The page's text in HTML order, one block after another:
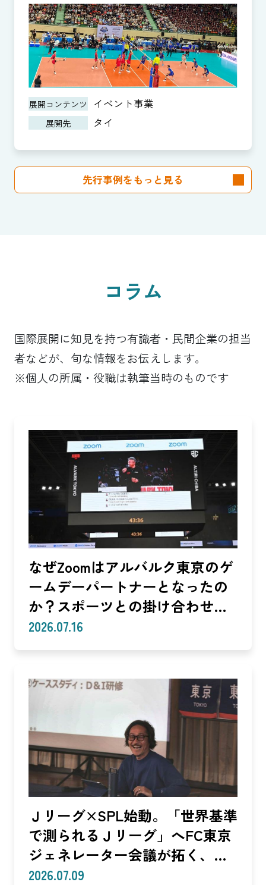
展開コンテンツ イベント事業
展開先 タイ
先行事例をもっと見る
コラム
国際展開に知見を持つ有識者・民間企業の担当
者などが、旬な情報をお伝えします。
※個人の所属・役職は執筆当時のものです
なぜZoomはアルバルク東京のゲ
ームデーパートナーとなったの
か？スポーツとの掛け合わせで
生まれる体験
2026.07.16
Ｊリーグ×SPL始動。「世界基準
で測られるＪリーグ」へFC東京
ジェネレーター会議が拓く、
「社会価値」を投資言語に変え
2026.07.09